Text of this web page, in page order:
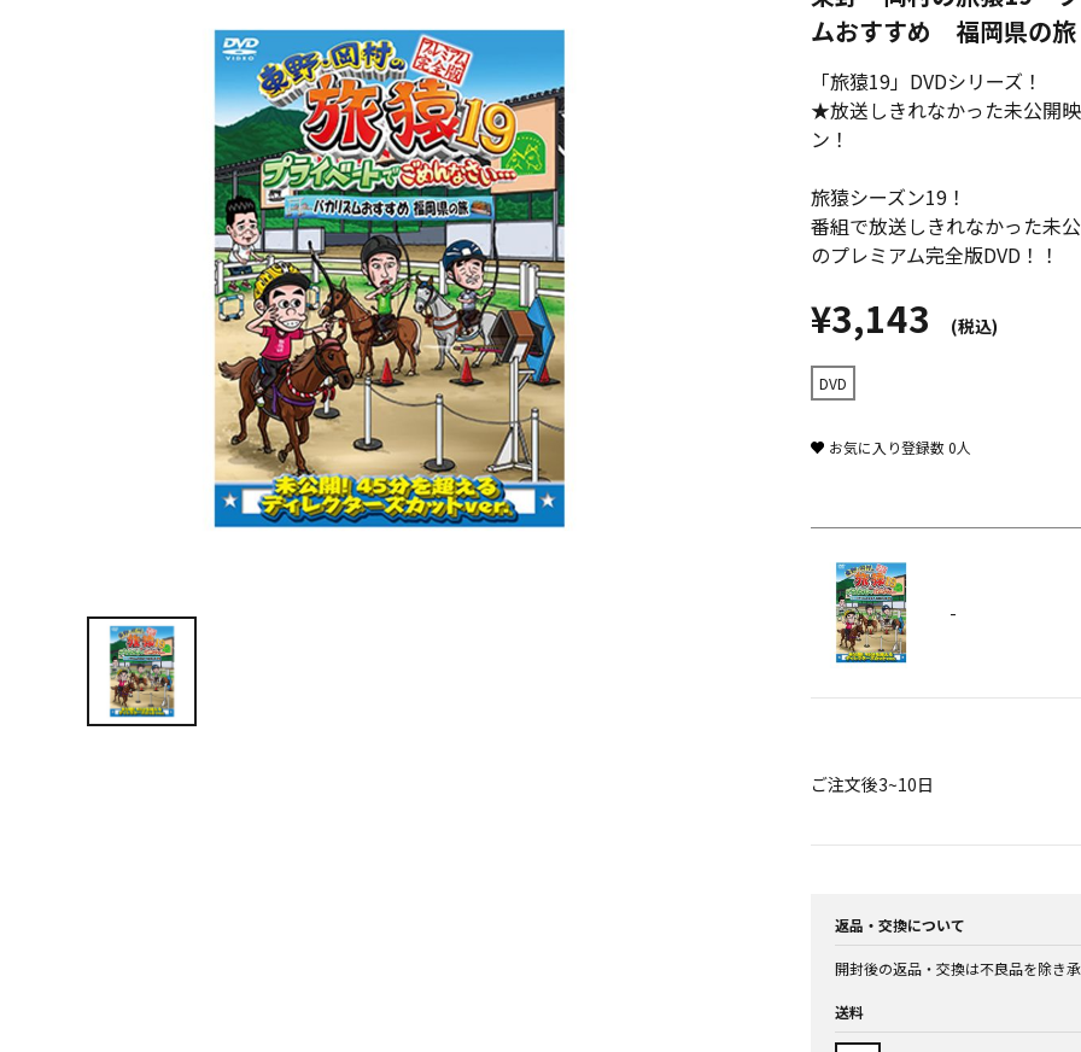
ムおすすめ 福岡県の
「旅猿19」DVDシリーズ！
★放送しきれなかった未公開
ン！
旅猿シーズン19！
番組で放送しきれなかった未
のプレミアム完全版DVD！！
¥3,143 (税込)
DVD
お気に入り登録数0人
-
ご注文後3~10日
返品・交換について
開封後の返品・交換は不良品を除き承
送料